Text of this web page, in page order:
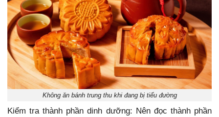
Không ăn bánh trung thu khi đang bị tiểu đường
Kiểm tra thành phần dinh dưỡng: Nên đọc thành phần